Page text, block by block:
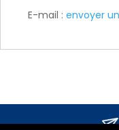
E-mail : envoyer